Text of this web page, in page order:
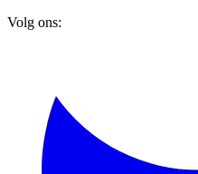
Volg ons: